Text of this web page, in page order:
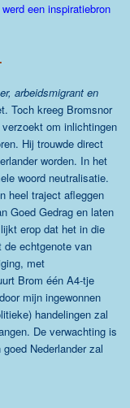
een inspiratiebron
arbeidsmigrant en
Toch kreeg Bromsnor
om inlichtingen
Hij trouwde direct
worden. In het
woord neutralisatie.
heel traject afleggen
Goed Gedrag en laten
erop dat het in die
echtgenote van
met
Brom één A4-tje
mijn ingewonnen
handelingen zal
De verwachting is
Nederlander zal